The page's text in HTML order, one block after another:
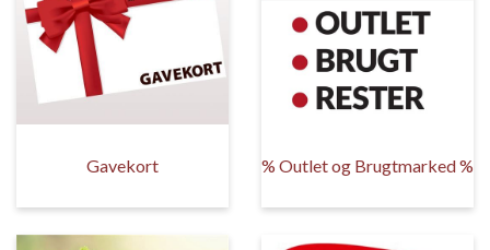
Gavekort % Outlet og Brugtmarked %